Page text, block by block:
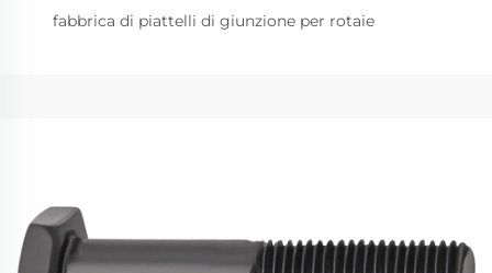
fabbrica di piattelli di giunzione per rotaie